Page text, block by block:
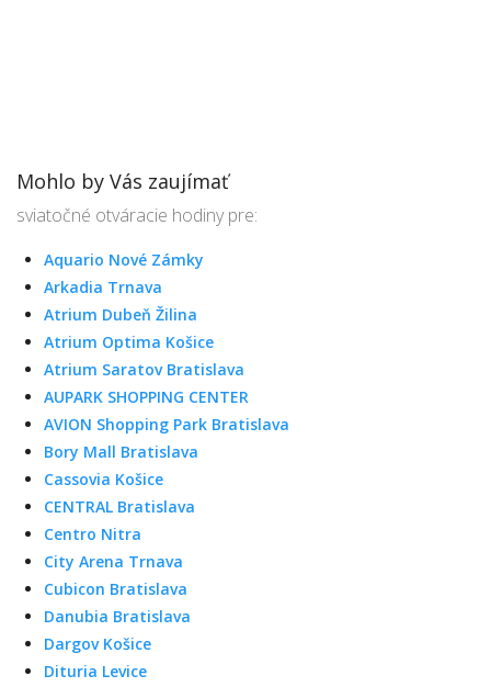
Mohlo by Vás zaujímať
sviatočné otváracie hodiny pre:
Aquario Nové Zámky
Arkadia Trnava
Atrium Dubeň Žilina
Atrium Optima Košice
Atrium Saratov Bratislava
AUPARK SHOPPING CENTER
AVION Shopping Park Bratislava
Bory Mall Bratislava
Cassovia Košice
CENTRAL Bratislava
Centro Nitra
City Arena Trnava
Cubicon Bratislava
Danubia Bratislava
Dargov Košice
Dituria Levice